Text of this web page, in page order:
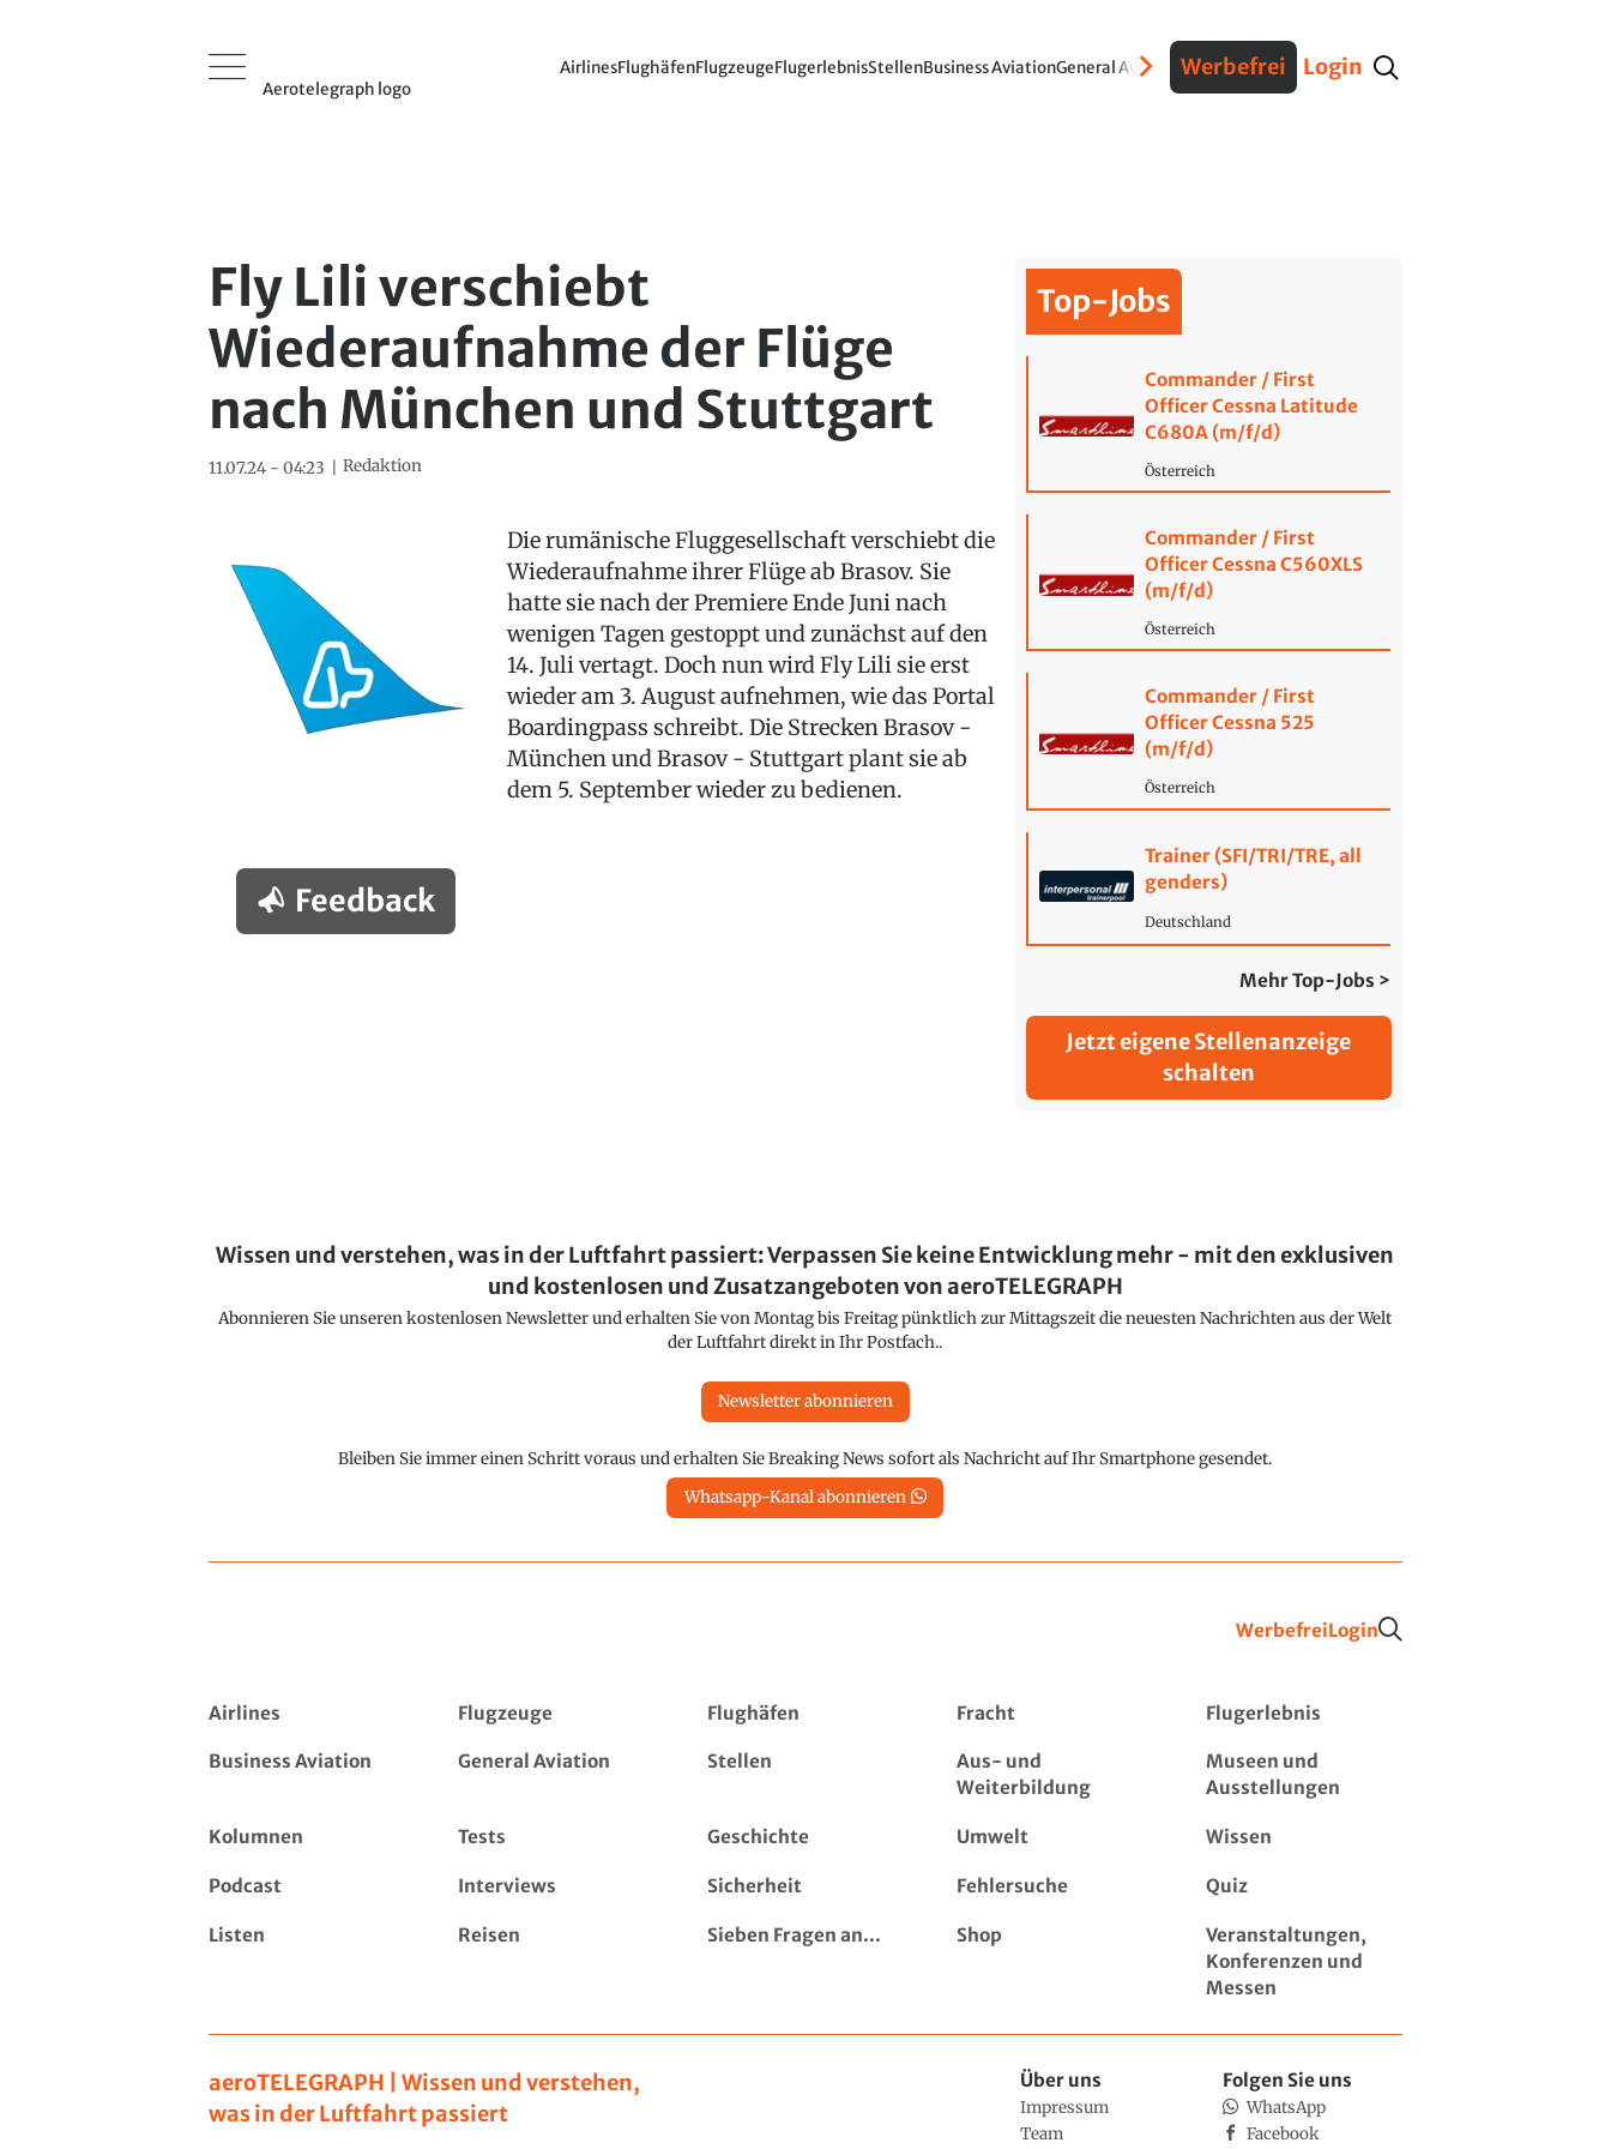
Aerotelegraph logo
AirlinesFlughäfenFlugzeugeFlugerlebnisStellenBusiness AviationGeneral AviationVerteidigungInterviews Fracht
Werbefrei Login
Fly Lili verschiebt
Wiederaufnahme der Flüge
nach München und Stuttgart
11.07.24 - 04:23 Redaktion
Die rumänische Fluggesellschaft verschiebt die
Wiederaufnahme ihrer Flüge ab Brasov. Sie
hatte sie nach der Premiere Ende Juni nach
wenigen Tagen gestoppt und zunächst auf den
14. Juli vertagt. Doch nun wird Fly Lili sie erst
wieder am 3. August aufnehmen, wie das Portal
Boardingpass schreibt. Die Strecken Brasov -
München und Brasov - Stuttgart plant sie ab
dem 5. September wieder zu bedienen.
Feedback
Top-Jobs
Commander / First
Officer Cessna Latitude
C680A (m/f/d)
Österreich
Commander / First
Officer Cessna C560XLS
(m/f/d)
Österreich
Commander / First
Officer Cessna 525
(m/f/d)
Österreich
Trainer (SFI/TRI/TRE, all
genders)
Deutschland
Mehr Top-Jobs >
Jetzt eigene Stellenanzeige
schalten
Wissen und verstehen, was in der Luftfahrt passiert: Verpassen Sie keine Entwicklung mehr - mit den exklusiven
und kostenlosen und Zusatzangeboten von aeroTELEGRAPH
Abonnieren Sie unseren kostenlosen Newsletter und erhalten Sie von Montag bis Freitag pünktlich zur Mittagszeit die neuesten Nachrichten aus der Welt
der Luftfahrt direkt in Ihr Postfach..
Newsletter abonnieren
Bleiben Sie immer einen Schritt voraus und erhalten Sie Breaking News sofort als Nachricht auf Ihr Smartphone gesendet.
Whatsapp-Kanal abonnieren
WerbefreiLogin
Airlines Flugzeuge Flughäfen Fracht Flugerlebnis
Business Aviation General Aviation Stellen
Aus- und
Weiterbildung
Museen und
Ausstellungen
Kolumnen Tests Geschichte Umwelt Wissen
Podcast Interviews Sicherheit Fehlersuche Quiz
Listen Reisen Sieben Fragen an... Shop
Veranstaltungen,
Konferenzen und
Messen
aeroTELEGRAPH | Wissen und verstehen,
was in der Luftfahrt passiert
Über uns
Impressum
Team
Folgen Sie uns
WhatsApp
Facebook